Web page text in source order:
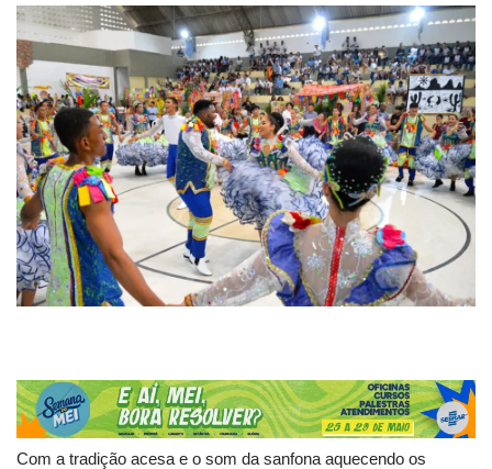
Com a tradição acesa e o som da sanfona aquecendo os